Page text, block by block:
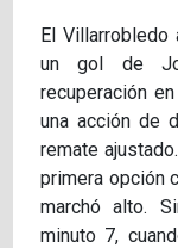
El
un gol de
recuperación
una acción de
remate
primera opción
marchó alto.
minuto 7,